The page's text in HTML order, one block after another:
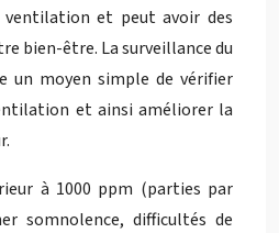
ventilation et peut avoir des
bien-être. La surveillance du
un moyen simple de vérifier
et ainsi améliorer la
à 1000 ppm (parties par
somnolence, difficultés de